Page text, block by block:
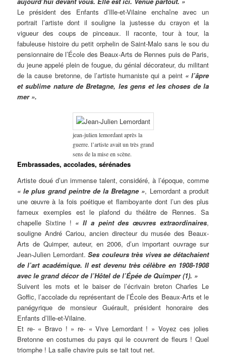
Le président des Enfants d’Ille-et-Vilaine enchaîne avec un
portrait l’artiste dont il souligne la justesse du crayon et la
vigueur des coups de pinceaux. Il raconte, tour à tour, la
fabuleuse histoire du petit orphelin de Saint-Malo sans le sou du
pensionnaire de l’École des Beaux-Arts de Rennes puis de Paris,
du jeune appelé plein de fougue, du génial décorateur, du militant
de la cause bretonne, de l’artiste humaniste qui a peint « l’âpre
et sublime nature de Bretagne, les gens et les choses de la
mer ».
jean-julien lemordant après la
guerre. l’artiste avait un très grand
sens de la mise en scène.
Embrassades, accolades, sérénades
Artiste doué d’un immense talent, considéré, à l’époque, comme
« le plus grand peintre de la Bretagne », Lemordant a produit
une œuvre à la fois poétique et flamboyante dont l’un des plus
fameux exemples est le plafond du théâtre de Rennes. Sa
chapelle Sixtine ! « Il a peint des œuvres extraordinaires,
souligne André Cariou, ancien directeur du musée des Beaux-
Arts de Quimper, auteur, en 2006, d’un important ouvrage sur
Jean-Julien Lemordant.Ses couleurs très vives se détachaient
de l’art académique. Il est devenu très célèbre en 1908-1908
avec le grand décor de l’Hôtel de l’Épée de Quimper (1). »
Suivent les mots et le baiser de l’écrivain breton Charles Le
Goffic, l’accolade du représentant de l’École des Beaux-Arts et le
panégyrique de monsieur Guérault, président honoraire des
Enfants d’Ille-et-Vilaine.
Et re- « Bravo ! » re- « Vive Lemordant ! » Voyez ces jolies
Bretonne en costumes du pays qui le couvrent de fleurs ! Quel
triomphe ! La salle chavire puis se tait tout net.